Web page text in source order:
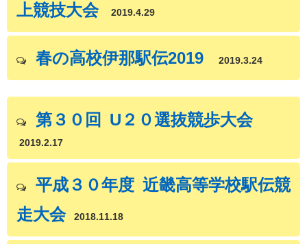
上競技大会2019.4.29
春の高校伊那駅伝2019 2019.3.24
第３０回 U２０選抜競歩大会
2019.2.17
平成３０年度 近畿高等学校駅伝競
走大会
2018.11.18